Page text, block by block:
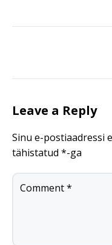
Leave a Reply
Sinu e-postiaadressi
tähistatud *-ga